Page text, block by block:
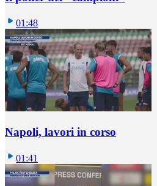
01:48
Napoli, lavori in corso
01:41